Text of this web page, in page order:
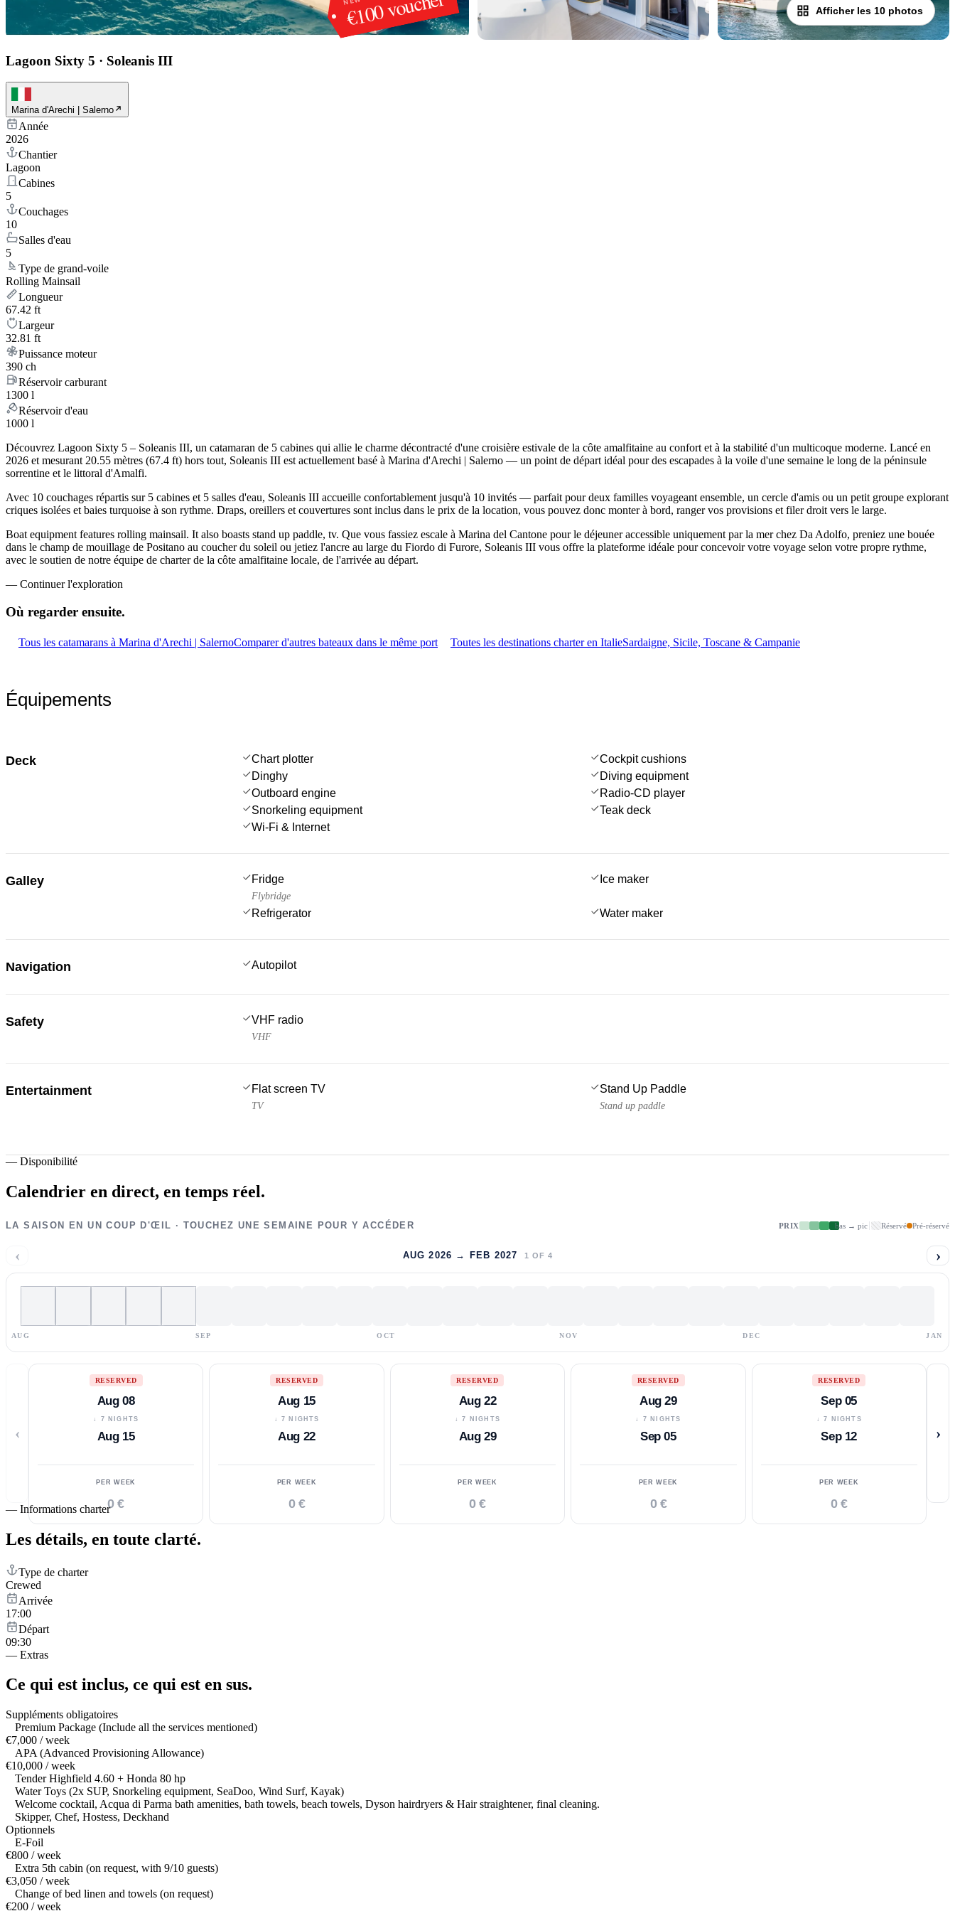
Afficher les 10 photos
Lagoon Sixty 5 · Soleanis III
Marina d'Arechi | Salerno
Année
2026
Chantier
Lagoon
Cabines
5
Couchages
10
Salles d'eau
5
Type de grand-voile
Rolling Mainsail
Longueur
67.42 ft
Largeur
32.81 ft
Puissance moteur
390 ch
Réservoir carburant
1300 l
Réservoir d'eau
1000 l
Découvrez Lagoon Sixty 5 – Soleanis III, un catamaran de 5 cabines qui allie le charme décontracté d'une croisière estivale de la côte amalfitaine au confort et à la stabilité d'un multicoque moderne. Lancé en
2026 et mesurant 20.55 mètres (67.4 ft) hors tout, Soleanis III est actuellement basé à Marina d'Arechi | Salerno — un point de départ idéal pour des escapades à la voile d'une semaine le long de la péninsule
sorrentine et le littoral d'Amalfi.
Avec 10 couchages répartis sur 5 cabines et 5 salles d'eau, Soleanis III accueille confortablement jusqu'à 10 invités — parfait pour deux familles voyageant ensemble, un cercle d'amis ou un petit groupe explorant
criques isolées et baies turquoise à son rythme. Draps, oreillers et couvertures sont inclus dans le prix de la location, vous pouvez donc monter à bord, ranger vos provisions et filer droit vers le large.
Boat equipment features rolling mainsail. It also boasts stand up paddle, tv. Que vous fassiez escale à Marina del Cantone pour le déjeuner accessible uniquement par la mer chez Da Adolfo, preniez une bouée
dans le champ de mouillage de Positano au coucher du soleil ou jetiez l'ancre au large du Fiordo di Furore, Soleanis III vous offre la plateforme idéale pour concevoir votre voyage selon votre propre rythme,
avec le soutien de notre équipe de charter de la côte amalfitaine locale, de l'arrivée au départ.
— Continuer l'exploration
Où regarder ensuite.
Tous les catamarans à Marina d'Arechi | SalernoComparer d'autres bateaux dans le même port Toutes les destinations charter en ItalieSardaigne, Sicile, Toscane & Campanie
Équipements
Deck Chart plotter
Cockpit cushions
Dinghy
Diving equipment
Outboard engine
Radio-CD player
Snorkeling equipment
Teak deck
Wi-Fi & Internet
Galley Fridge
Flybridge
Ice maker
Refrigerator Water maker
Navigation Autopilot
Safety VHF radio
VHF
Entertainment Flat screen TV
TV
Stand Up Paddle
Stand up paddle
— Disponibilité
Calendrier en direct, en temps réel.
LA SAISON EN UN COUP D'ŒIL · TOUCHEZ UNE SEMAINE POUR Y ACCÉDER PRIX bas → pic Réservé Pré-réservé
‹ AUG 2026 → FEB 2027 1 OF 4 ›
AUG SEP OCT NOV DEC JAN
‹
RESERVED
Aug 08
↓ 7 NIGHTS
Aug 15
PER WEEK
0 €
RESERVED
Aug 15
↓ 7 NIGHTS
Aug 22
PER WEEK
0 €
RESERVED
Aug 22
↓ 7 NIGHTS
Aug 29
PER WEEK
0 €
RESERVED
Aug 29
↓ 7 NIGHTS
Sep 05
PER WEEK
0 €
RESERVED
Sep 05
↓ 7 NIGHTS
Sep 12
PER WEEK
0 €
›
— Informations charter
Les détails, en toute clarté.
Type de charter
Crewed
Arrivée
17:00
Départ
09:30
— Extras
Ce qui est inclus, ce qui est en sus.
Suppléments obligatoires
Premium Package (Include all the services mentioned)
€7,000 / week
APA (Advanced Provisioning Allowance)
€10,000 / week
Tender Highfield 4.60 + Honda 80 hp
Water Toys (2x SUP, Snorkeling equipment, SeaDoo, Wind Surf, Kayak)
Welcome cocktail, Acqua di Parma bath amenities, bath towels, beach towels, Dyson hairdryers & Hair straightener, final cleaning.
Skipper, Chef, Hostess, Deckhand
Optionnels
E-Foil
€800 / week
Extra 5th cabin (on request, with 9/10 guests)
€3,050 / week
Change of bed linen and towels (on request)
€200 / week